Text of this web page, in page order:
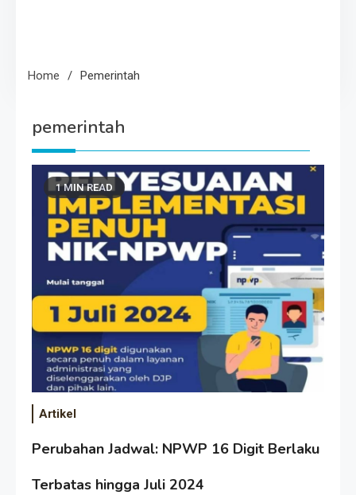
Home Pemerintah
pemerintah
1 MIN READ
Artikel
Perubahan Jadwal: NPWP 16 Digit Berlaku
Terbatas hingga Juli 2024